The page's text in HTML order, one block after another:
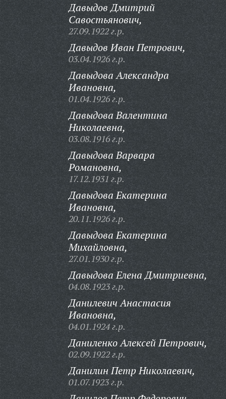
Давыдов Дмитрий
Савостьянович,
27.09.1922 г.р.
Давыдов Иван Петрович,
03.04.1926 г.р.
Давыдова Александра
Ивановна,
01.04.1926 г.р.
Давыдова Валентина
Николаевна,
03.08.1916 г.р.
Давыдова Варвара
Романовна,
17.12.1931 г.р.
Давыдова Екатерина
Ивановна,
20.11.1926 г.р.
Давыдова Екатерина
Михайловна,
27.01.1930 г.р.
Давыдова Елена Дмитриевна,
04.08.1923 г.р.
Данилевич Анастасия
Ивановна,
04.01.1924 г.р.
Даниленко Алексей Петрович,
02.09.1922 г.р.
Данилин Петр Николаевич,
01.07.1923 г.р.